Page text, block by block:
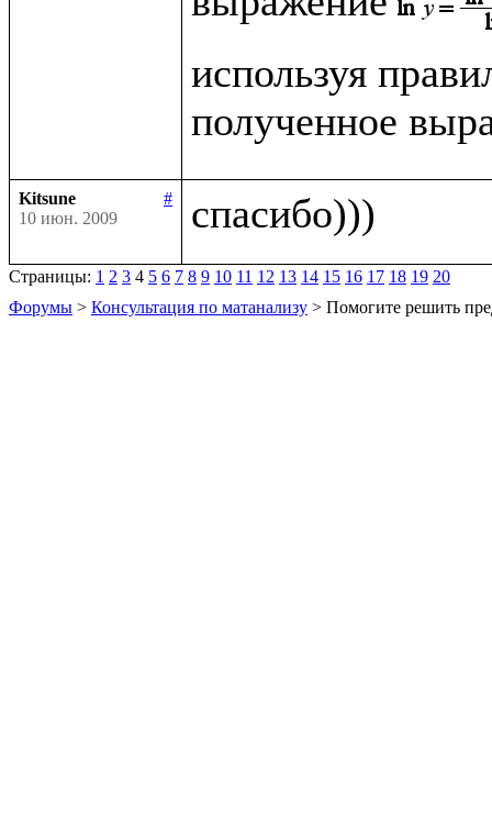
используя
полученное
Kitsune
#
10 июн. 2009
Страницы: 1 2 3 4 5 6 7 8 9 10 11 12 13 14 15 16 17 18 19 20
Форумы > Консультация по матанализу > Помогите решить